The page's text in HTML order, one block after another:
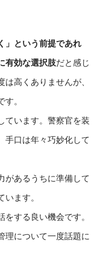
」という前提であれ
有効な選択肢だと感じ
高くありませんが、
。
ています。警察官を装
手口は年々巧妙化して
があるうちに準備して
ます。
する良い機会です。
理について一度話題に